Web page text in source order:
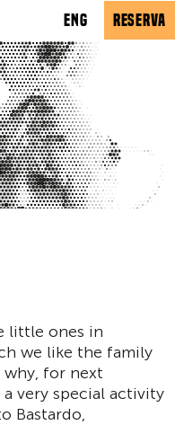
ENG RESERVA
little ones in
we like the family
for next
very special activity
Bastardo,